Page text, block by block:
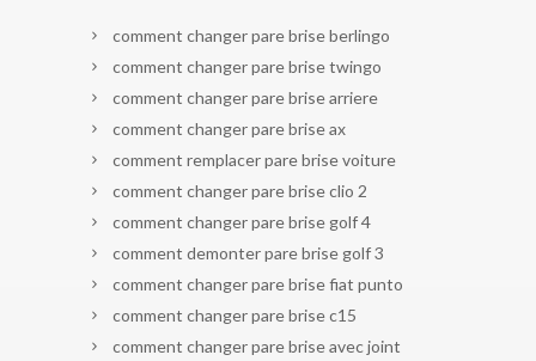
comment changer pare brise berlingo
comment changer pare brise twingo
comment changer pare brise arriere
comment changer pare brise ax
comment remplacer pare brise voiture
comment changer pare brise clio 2
comment changer pare brise golf 4
comment demonter pare brise golf 3
comment changer pare brise fiat punto
comment changer pare brise c15
comment changer pare brise avec joint